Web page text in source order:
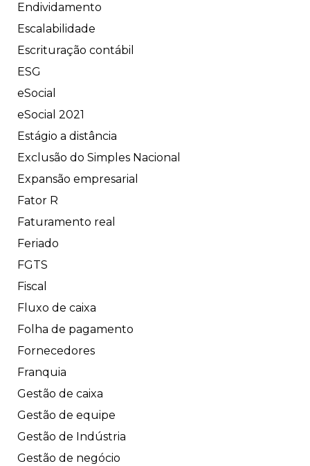
Endividamento
Escalabilidade
Escrituração contábil
ESG
eSocial
eSocial 2021
Estágio a distância
Exclusão do Simples Nacional
Expansão empresarial
Fator R
Faturamento real
Feriado
FGTS
Fiscal
Fluxo de caixa
Folha de pagamento
Fornecedores
Franquia
Gestão de caixa
Gestão de equipe
Gestão de Indústria
Gestão de negócio